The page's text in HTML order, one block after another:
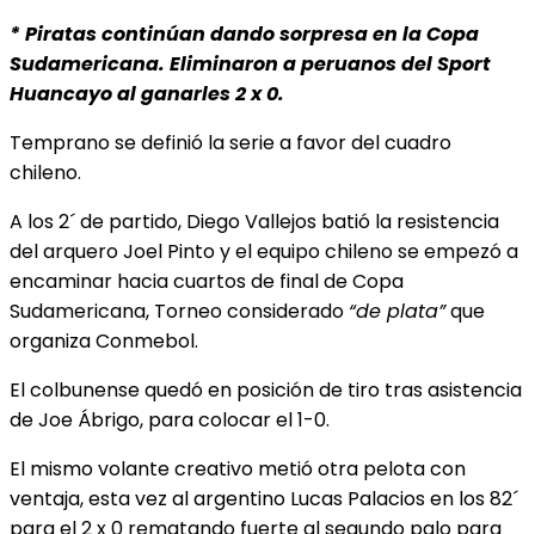
* Piratas continúan dando sorpresa en la Copa
Sudamericana. Eliminaron a peruanos del Sport
Huancayo al ganarles 2 x 0.
Temprano se definió la serie a favor del cuadro
chileno.
A los 2´ de partido, Diego Vallejos batió la resistencia
del arquero Joel Pinto y el equipo chileno se empezó a
encaminar hacia cuartos de final de Copa
Sudamericana, Torneo considerado “de plata”que
organiza Conmebol.
El colbunense quedó en posición de tiro tras asistencia
de Joe Ábrigo, para colocar el 1-0.
El mismo volante creativo metió otra pelota con
ventaja, esta vez al argentino Lucas Palacios en los 82´
para el 2 x 0 rematando fuerte al segundo palo para